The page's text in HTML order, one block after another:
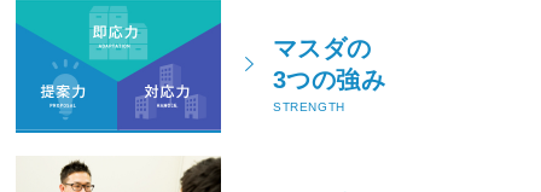
マスダの
3つの強み
STRENGTH